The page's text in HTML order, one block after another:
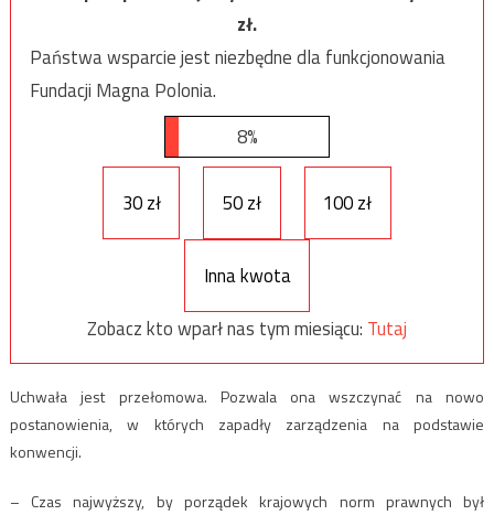
zł.
Państwa wsparcie jest niezbędne dla funkcjonowania
Fundacji Magna Polonia.
8%
30 zł 50 zł 100 zł
Inna kwota
Zobacz kto wparł nas tym miesiącu: Tutaj
Uchwała jest przełomowa. Pozwala ona wszczynać na nowo
postanowienia, w których zapadły zarządzenia na podstawie
konwencji.
– Czas najwyższy, by porządek krajowych norm prawnych był